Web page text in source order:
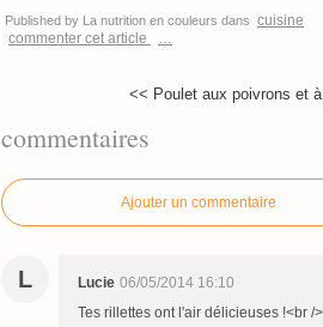
Published by La nutrition en couleurs dans cuisine
commenter cet article
…
<< Poulet aux poivrons et
commentaires
Ajouter un commentaire
L Lucie 06/05/2014 16:10
Tes rillettes ont l'air délicieuses !<br